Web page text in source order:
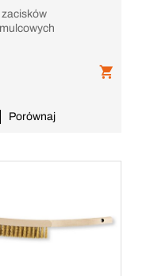
zacisków
Porównaj